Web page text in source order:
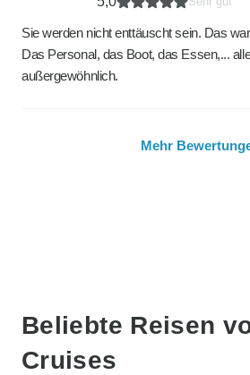
Sie werden nicht enttäuscht sein. Das
Das Personal, das Boot, das Essen,...
außergewöhnlich.
Mehr
Beliebte Reisen
Cruises